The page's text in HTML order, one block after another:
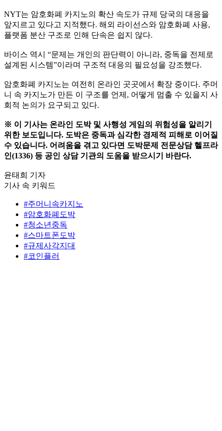
NYT는 암호화폐 카지노의 확산 속도가 규제 당국의 대응을
앞지르고 있다고 지적했다. 해외 라이선스와 암호화폐 사용,
플랫폼 분산 구조로 인해 단속은 쉽지 않다.
바이스 역시 “문제는 개인의 판단력이 아니라, 중독을 전제로
설계된 시스템”이라며 구조적 대응의 필요성을 강조했다.
암호화폐 카지노는 여전히 온라인 곳곳에서 확장 중이다. 주머
니 속 카지노가 만든 이 구조를 언제, 어떻게 멈출 수 있을지 사
회적 논의가 요구되고 있다.
※ 이 기사는 온라인 도박 및 사행성 게임의 위험성을 알리기
위한 보도입니다. 도박은 중독과 심각한 경제적 피해로 이어질
수 있습니다. 어려움을 겪고 있다면 도박문제 전문상담 헬프라
인(1336) 등 공인 상담 기관의 도움을 받으시기 바란다.
윤태희 기자
기사 속 키워드
#주머니속카지노
#암호화폐도박
#청소년중독
#스마트폰도박
#규제사각지대
#코인플러